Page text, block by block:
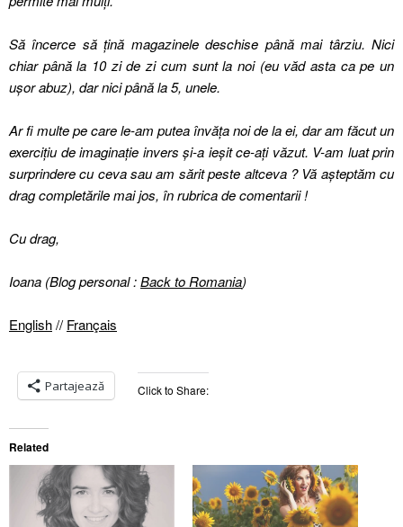
Să încerce să țină magazinele deschise până mai târziu. Nici
chiar până la 10 zi de zi cum sunt la noi (eu văd asta ca pe un
ușor abuz), dar nici până la 5, unele.
Ar fi multe pe care le-am putea învăța noi de la ei, dar am făcut un
exercițiu de imaginație invers și-a ieșit ce-ați văzut. V-am luat prin
surprindere cu ceva sau am sărit peste altceva ? Vă așteptăm cu
drag completările mai jos, în rubrica de comentarii !
Cu drag,
Ioana (Blog personal :Back to Romania)
English//Français
Click to Share:
Partajează
Related